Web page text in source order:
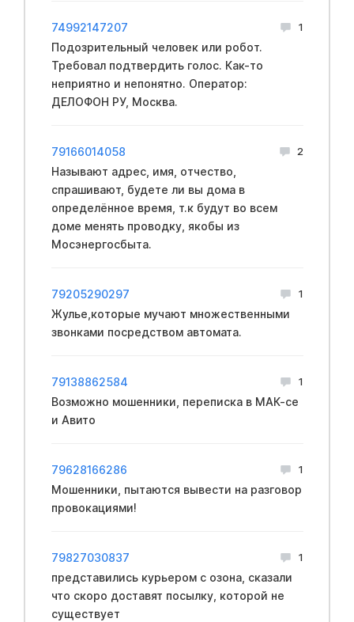
74992147207 1
Подозрительный человек или робот.
Требовал подтвердить голос. Как-то
неприятно и непонятно. Оператор:
ДЕЛОФОН РУ, Москва.
79166014058 2
Называют адрес, имя, отчество,
спрашивают, будете ли вы дома в
определённое время, т.к будут во всем
доме менять проводку, якобы из
Мосэнергосбыта.
79205290297 1
Жулье,которые мучают множественными
звонками посредством автомата.
79138862584 1
Возможно мошенники, переписка в МАК-се
и Авито
79628166286 1
Мошенники, пытаются вывести на разговор
провокациями!
79827030837 1
представились курьером с озона, сказали
что скоро доставят посылку, которой не
существует